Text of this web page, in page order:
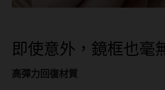
即使意外，鏡框也毫
高彈力回復材質